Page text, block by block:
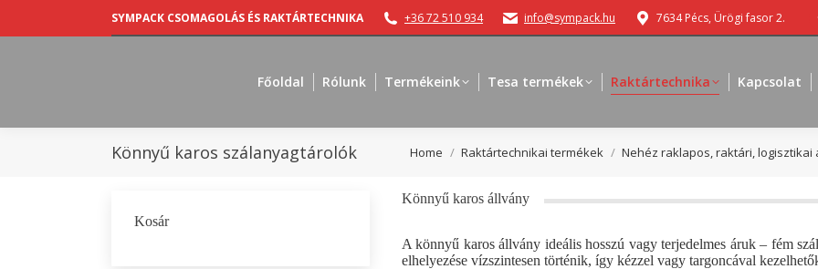
SYMPACK CSOMAGOLÁS ÉS RAKTÁRTECHNIKA +36 72 510 934 info@sympack.hu 7634 Pécs, Ürögi fasor 2.
Főoldal Rólunk Termékeink Tesa termékek Raktártechnika Kapcsolat
Könnyű karos szálanyagtárolók You are here:
Home Raktártechnikai termékek Nehéz raklapos, raktári,
Könnyű karos állvány
A könnyű karos állvány ideális hosszú vagy terjedelmes áruk – fém
elhelyezése vízszintesen történik, így kézzel vagy targoncával
Kosár